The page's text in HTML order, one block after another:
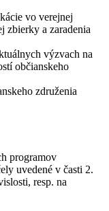
vo verejnej
zbierky a zaradenia
výzvach na
občianskeho
združenia
programov
uvedené v časti 2.
resp. na